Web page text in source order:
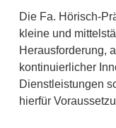
Die Fa. Hörisch-
kleine und
Herausforderung,
kontinuierlicher
Dienstleistungen
hierfür